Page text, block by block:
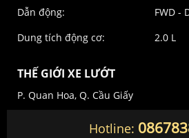
Dẫn động:
FWD -
Dung tích động cơ:
2.0 L
THẾ GIỚI XE LƯỚT
P. Quan Hoa, Q. Cầu Giấy
Hotline: